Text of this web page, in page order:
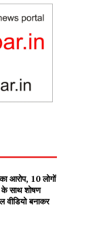
आरोप, 10 लोगों
साथ शोषण
वीडियो बनाकर